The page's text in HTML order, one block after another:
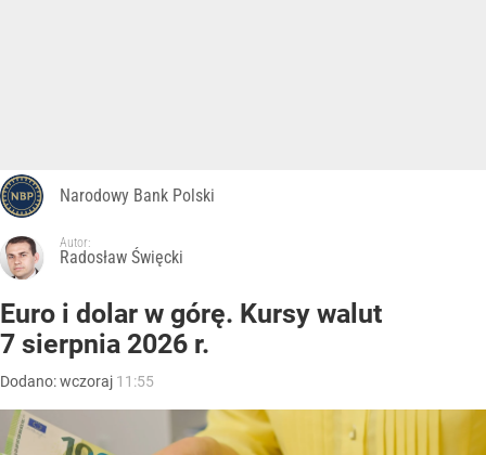
Narodowy Bank Polski
Autor:
Radosław Święcki
Euro i dolar w górę. Kursy walut
7 sierpnia 2026 r.
Dodano:wczoraj 11:55